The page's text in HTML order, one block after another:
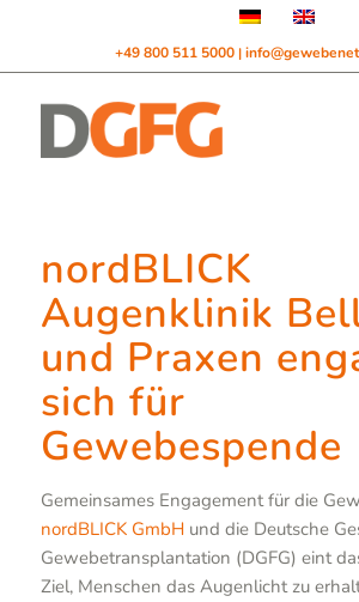
+49 800 511 5000 |
nordBLICK
Augenklinik
und Praxen
sich für
Gewebespende
Gemeinsames Engagement für die
nordBLICK GmbHund die Deutsche
Gewebetransplantation (DGFG) eint
Ziel, Menschen das Augenlicht zu